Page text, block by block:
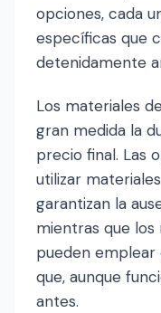
opciones, cada
específicas que
detenidamente
Los materiales
gran medida la
precio final. Las
utilizar
garantizan la
mientras que
pueden emplear
que, aunque
antes.